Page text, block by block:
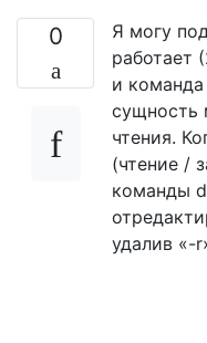
0
Я могу
работает
и
сущность
чтения.
(чтение /
команды
удалив «-